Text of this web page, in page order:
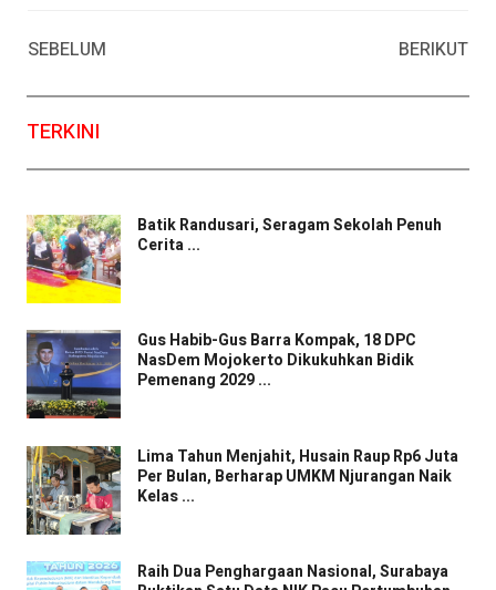
SEBELUM
BERIKUT
TERKINI
Batik Randusari, Seragam Sekolah Penuh
Cerita ...
Gus Habib-Gus Barra Kompak, 18 DPC
NasDem Mojokerto Dikukuhkan Bidik
Pemenang 2029 ...
Lima Tahun Menjahit, Husain Raup Rp6 Juta
Per Bulan, Berharap UMKM Njurangan Naik
Kelas ...
Raih Dua Penghargaan Nasional, Surabaya